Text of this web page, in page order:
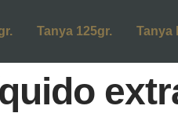
Tanya 125gr. Tanya